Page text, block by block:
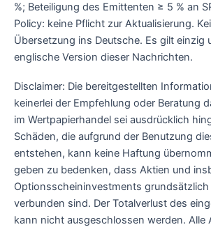
%; Beteiligung des Emittenten ≥ 5 % an
Policy: keine Pflicht zur Aktualisierung.
Übersetzung ins Deutsche. Es gilt einzig
englische Version dieser Nachrichten.
Disclaimer: Die bereitgestellten
keinerlei der Empfehlung oder Beratung
im Wertpapierhandel sei ausdrücklich
Schäden, die aufgrund der Benutzung
entstehen, kann keine Haftung
geben zu bedenken, dass Aktien und
Optionsscheininvestments grundsätzlich
verbunden sind. Der Totalverlust des
kann nicht ausgeschlossen werden. Alle